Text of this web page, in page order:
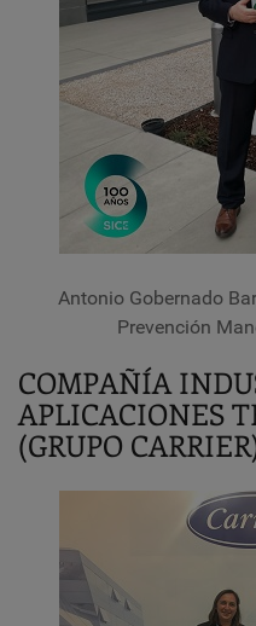
Antonio Gobernado
Prevención
COMPAÑÍA
APLICACIONES
(GRUPO